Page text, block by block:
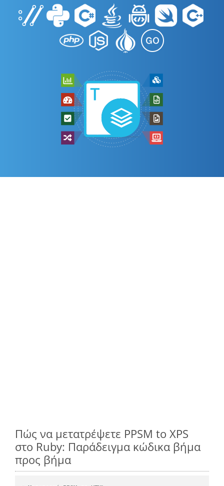
Πώς να μετατρέψετε PPSM to XPS
στο Ruby: Παράδειγμα κώδικα βήμα
προς βήμα